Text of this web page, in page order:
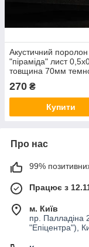
Акустичний поролон
"піраміда" лист
товщина 70мм
сірий
270 ₴
Купити
Про нас
99%
Працює з
м. Київ
пр. Палладіна
"Епіцентра"),